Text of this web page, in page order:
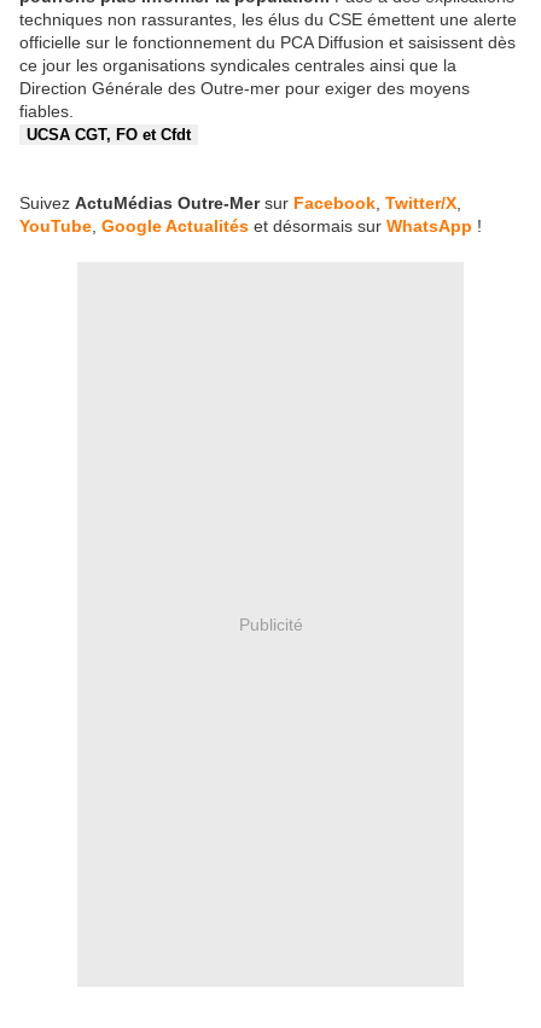
techniques non rassurantes, les élus du CSE émettent une alerte
officielle sur le fonctionnement du PCA Diffusion et saisissent dès
ce jour les organisations syndicales centrales ainsi que la
Direction Générale des Outre-mer pour exiger des moyens
fiables.
UCSA CGT, FO et Cfdt
Suivez ActuMédias Outre-Mersur Facebook Twitter/X
YouTube Google Actualités et désormais sur WhatsApp !
Publicité